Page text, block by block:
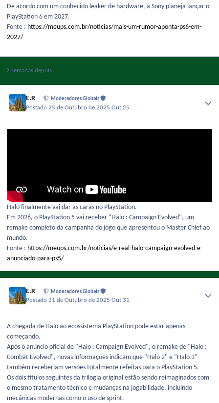
De acordo com um conhecido leaker de hardware, a Sony planeja lançar o
PlayStation 6 em 2027.
Fonte : https://meups.com.br/noticias/mais-um-rumor-aponta-ps6-em-
2027/
2 semanas depois...
E.R Moderadores Globais
Postado25 de Outubro de 2025Out 25
Halo finalmente vai dar as caras no PlayStation.
Em 2026, o PlayStation 5 vai receber "Halo : Campaign Evolved", um
remake completo da campanha do jogo que apresentou o Master Chief ao
mundo.
Fonte : https://meups.com.br/noticias/e-real-halo-campaign-evolved-e-
anunciado-para-ps5/
E.R Moderadores Globais
Postado 31 de Outubro de 2025Out 31
A chegada de Halo ao ecossistema PlayStation pode estar apenas
começando.
Após o anúncio oficial de "Halo : Campaign Evolved", o remake de "Halo :
Combat Evolved", novas informações indicam que "Halo 2" e "Halo 3"
também receberiam versões totalmente refeitas para o PlayStation 5.
Os dois títulos seguintes da trilogia original estão sendo reimaginados com
o mesmo tratamento técnico e mudanças na jogabilidade, incluindo
mecânicas modernas como o uso de sprint.